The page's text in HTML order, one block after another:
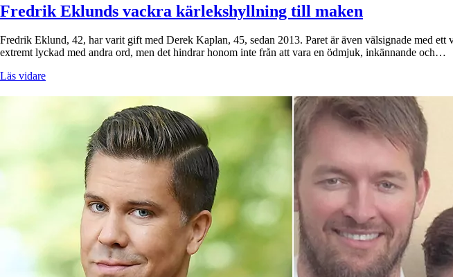
Fredrik Eklunds vackra kärlekshyllning till maken
Fredrik Eklund, 42, har varit gift med Derek Kaplan, 45, sedan 2013. Paret är även välsignade med
extremt lyckad med andra ord, men det hindrar honom inte från att vara en ödmjuk, inkännande och…
Läs vidare